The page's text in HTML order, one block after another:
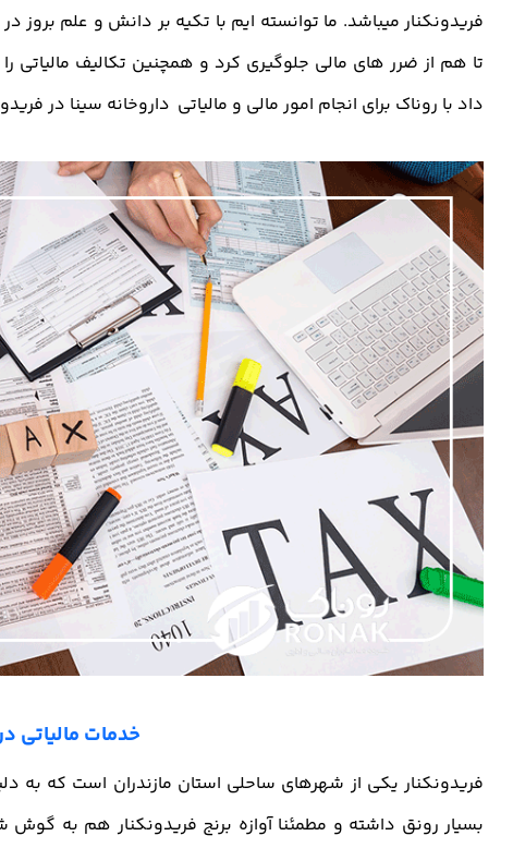
فریدونکنار میباشد. ما توانسته ایم با تکیه بر دانش و علم
تا هم از ضرر های مالی جلوگیری کرد و همچنین تکالیف
داد با روناک برای انجام امور مالی و مالیاتی داروخانه سینا در
خدمات مالیاتی
فریدونکنار یکی از شهرهای ساحلی استان مازندران است که
بسیار رونق داشته و مطمئنا آوازه برنج فریدونکنار هم به